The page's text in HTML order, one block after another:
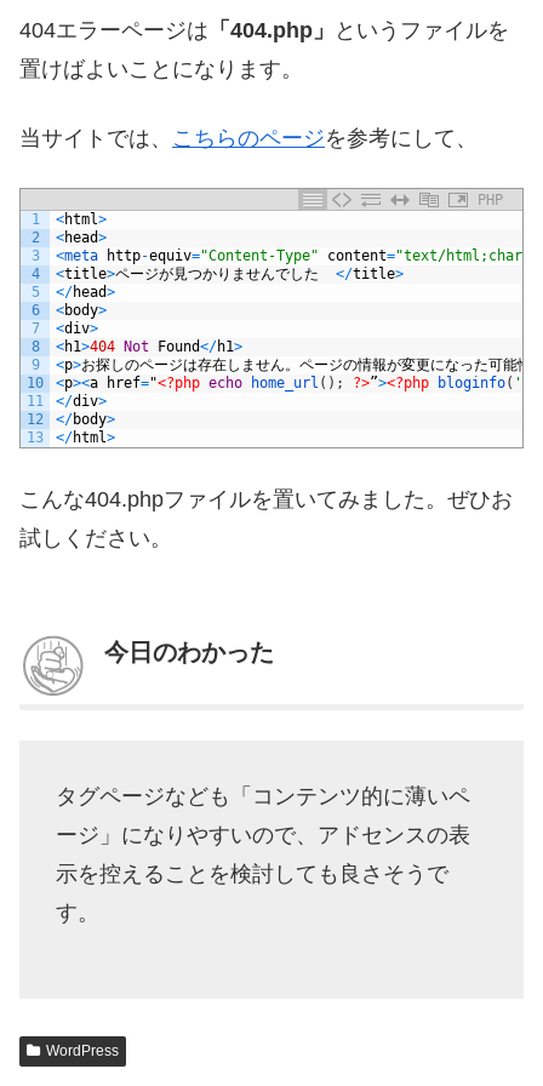
404エラーページは 「404.php」
というファイルを
置けばよいことになります。
当サイトでは、 こちらのページを参考にして、
PHP
1
2
3
4
5
6
7
8
9
10
11
12
13
<html>
<head>
<meta http-equiv="Content-Type" content="text/
<title>ページが見つかりませんでした </title>
</head>
<body>
<div>
<h1>404 Not Found</h1>
<p>お探しのページは存在しません。ページの情報が変更になった可能性
<p><a href="<?php echo home_url ( ) ; ?>”><?php bloginfo(
</div>
</body>
</html>
こんな404.phpファイルを置いてみました。ぜひお
試しください。
今日のわかった
タグページなども「コンテンツ的に薄いペ
ージ」になりやすいので、アドセンスの表
示を控えることを検討しても良さそうで
す。
WordPress